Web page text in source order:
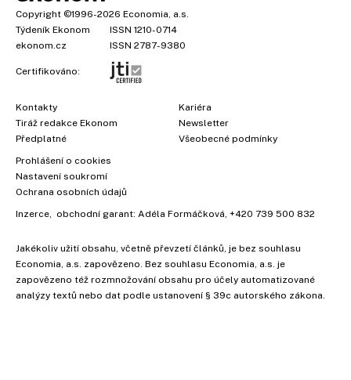
Copyright ©1996-2026 Economia, a.s.
Týdeník Ekonom
ISSN 1210-0714
ekonom.cz
ISSN 2787-9380
Certifikováno:
Kontakty
Tiráž redakce Ekonom
Předplatné
Kariéra
Newsletter
Všeobecné podmínky
Prohlášení o cookies
Nastavení soukromí
Ochrana osobních údajů
Inzerce , obchodní garant: Adéla Formáčková +420 739 500 832
Jakékoliv užití obsahu, včetně převzetí článků, je bez souhlasu
Economia, a.s. zapovězeno. Bez souhlasu Economia, a.s. je
zapovězeno též rozmnožování obsahu pro účely automatizované
analýzy textů nebo dat podle ustanovení § 39c autorského zákona.